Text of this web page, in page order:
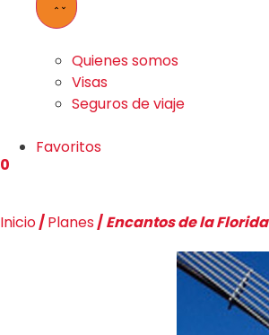
Quienes somos
Visas
Seguros de viaje
Favoritos
0
Inicio/Planes/Encantos de la Florida